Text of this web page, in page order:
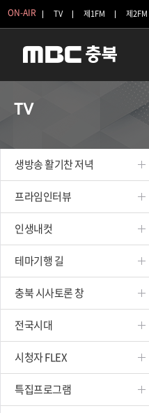
ON-AIR TV 제1FM 제2FM
TV
생방송 활기찬 저녁
프라임인터뷰
인생내컷
테마기행 길
충북 시사토론 창
전국시대
시청자 FLEX
특집프로그램